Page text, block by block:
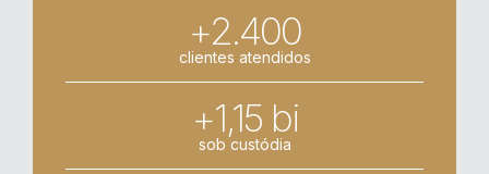
+2.400
clientes atendidos
+1,15 bi
sob custódia